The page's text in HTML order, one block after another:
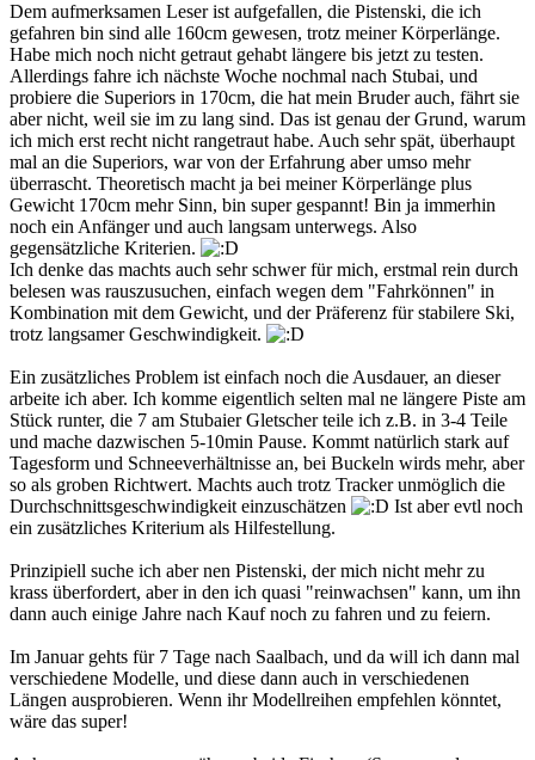
Dem aufmerksamen Leser ist aufgefallen, die Pistenski, die ich
gefahren bin sind alle 160cm gewesen, trotz meiner Körperlänge.
Habe mich noch nicht getraut gehabt längere bis jetzt zu testen.
Allerdings fahre ich nächste Woche nochmal nach Stubai, und
probiere die Superiors in 170cm, die hat mein Bruder auch, fährt sie
aber nicht, weil sie im zu lang sind. Das ist genau der Grund, warum
ich mich erst recht nicht rangetraut habe. Auch sehr spät, überhaupt
mal an die Superiors, war von der Erfahrung aber umso mehr
überrascht. Theoretisch macht ja bei meiner Körperlänge plus
Gewicht 170cm mehr Sinn, bin super gespannt! Bin ja immerhin
noch ein Anfänger und auch langsam unterwegs. Also
gegensätzliche Kriterien.
Ich denke das machts auch sehr schwer für mich, erstmal rein durch
belesen was rauszusuchen, einfach wegen dem "Fahrkönnen" in
Kombination mit dem Gewicht, und der Präferenz für stabilere Ski,
trotz langsamer Geschwindigkeit.
Ein zusätzliches Problem ist einfach noch die Ausdauer, an dieser
arbeite ich aber. Ich komme eigentlich selten mal ne längere Piste am
Stück runter, die 7 am Stubaier Gletscher teile ich z.B. in 3-4 Teile
und mache dazwischen 5-10min Pause. Kommt natürlich stark auf
Tagesform und Schneeverhältnisse an, bei Buckeln wirds mehr, aber
so als groben Richtwert. Machts auch trotz Tracker unmöglich die
Durchschnittsgeschwindigkeit einzuschätzen
Ist aber evtl noch
ein zusätzliches Kriterium als Hilfestellung.
Prinzipiell suche ich aber nen Pistenski, der mich nicht mehr zu
krass überfordert, aber in den ich quasi "reinwachsen" kann, um ihn
dann auch einige Jahre nach Kauf noch zu fahren und zu feiern.
Im Januar gehts für 7 Tage nach Saalbach, und da will ich dann mal
verschiedene Modelle, und diese dann auch in verschiedenen
Längen ausprobieren. Wenn ihr Modellreihen empfehlen könntet,
wäre das super!